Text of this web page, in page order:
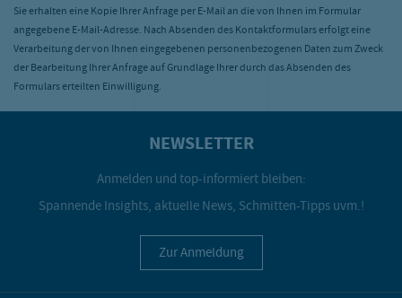
Sie erhalten eine Kopie Ihrer Anfrage per E-Mail an die von Ihnen im Formular
angegebene E-Mail-Adresse. Nach Absenden des Kontaktformulars erfolgt eine
Verarbeitung der von Ihnen eingegebenen personenbezogenen Daten zum Zweck
der Bearbeitung Ihrer Anfrage auf Grundlage Ihrer durch das Absenden des
Formulars erteilten Einwilligung.
NEWSLETTER
Anmelden und top-informiert bleiben:
Spannende Insights, aktuelle News, Schmitten-Tipps uvm.!
Zur Anmeldung